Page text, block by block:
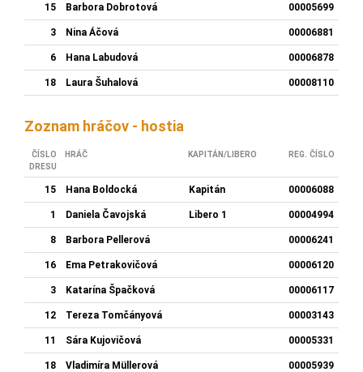
15 Barbora Dobrotová 00005699
3 Nina Áčová 00006881
6 Hana Labudová 00006878
18 Laura Šuhalová 00008110
Zoznam hráčov - hostia
ČÍSLO
DRESU
HRÁČ KAPITÁN/LIBERO REG. ČÍSLO
15 Hana Boldocká Kapitán 00006088
1 Daniela Čavojská Libero 1 00004994
8 Barbora Pellerová 00006241
16 Ema Petrakovičová 00006120
3 Katarína Špačková 00006117
12 Tereza Tomčányová 00003143
11 Sára Kujovičová 00005331
18 Vladimíra Müllerová 00005939